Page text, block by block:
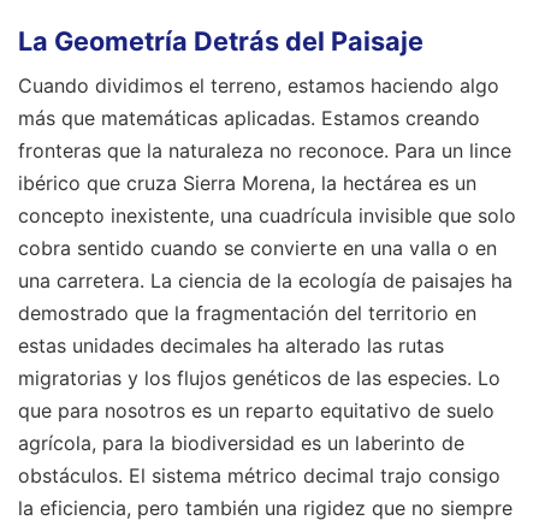
La Geometría Detrás del Paisaje
Cuando dividimos el terreno, estamos haciendo algo
más que matemáticas aplicadas. Estamos creando
fronteras que la naturaleza no reconoce. Para un lince
ibérico que cruza Sierra Morena, la hectárea es un
concepto inexistente, una cuadrícula invisible que solo
cobra sentido cuando se convierte en una valla o en
una carretera. La ciencia de la ecología de paisajes ha
demostrado que la fragmentación del territorio en
estas unidades decimales ha alterado las rutas
migratorias y los flujos genéticos de las especies. Lo
que para nosotros es un reparto equitativo de suelo
agrícola, para la biodiversidad es un laberinto de
obstáculos. El sistema métrico decimal trajo consigo
la eficiencia, pero también una rigidez que no siempre